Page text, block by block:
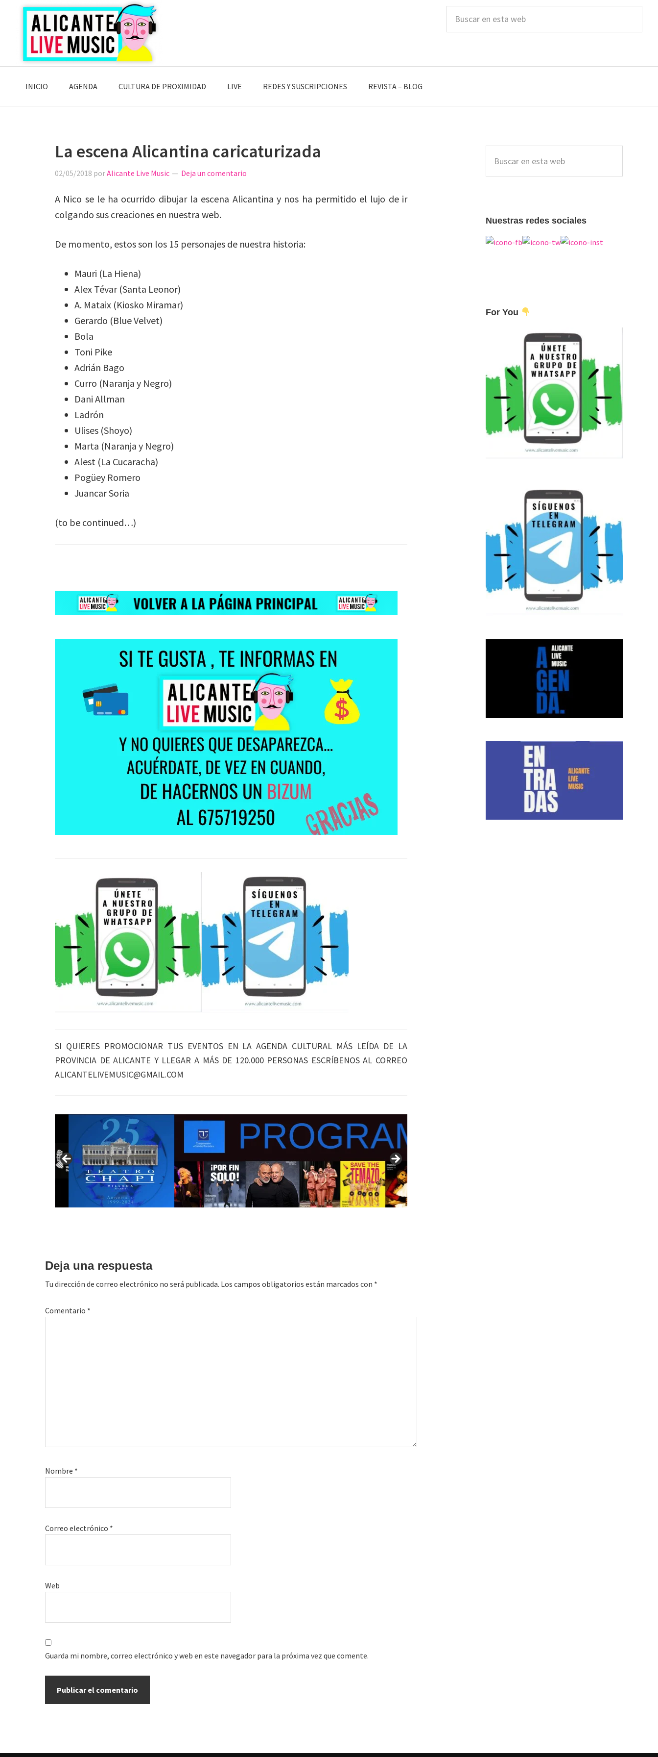
Saltar
navegación
principal
Saltar
contenido
principal
Saltar
lateral
principal
esta
INICIO AGENDA CULTURA DE PROXIMIDAD LIVE REDES Y SUSCRIPCIONES REVISTA – BLOG
La escena Alicantina caricaturizada
02/05/2018 porAlicante Live Music Deja un comentario
A Nico se le ha ocurrido dibujar la escena Alicantina y nos ha permitido el lujo de ir
colgando sus creaciones en nuestra web.
De momento, estos son los 15 personajes de nuestra historia:
Mauri (La Hiena)
Alex Tévar (Santa Leonor)
A. Mataix (Kiosko Miramar)
Gerardo (Blue Velvet)
Bola
Toni Pike
Adrián Bago
Curro (Naranja y Negro)
Dani Allman
Ladrón
Ulises (Shoyo)
Marta (Naranja y Negro)
Alest (La Cucaracha)
Pogüey Romero
Juancar Soria
(to be continued…)
SI QUIERES PROMOCIONAR TUS EVENTOS EN LA AGENDA CULTURAL MÁS LEÍDA DE LA
PROVINCIA DE ALICANTE Y LLEGAR A MÁS DE 120.000 PERSONAS ESCRÍBENOS AL CORREO
ALICANTELIVEMUSIC@GMAIL.COM
lectores
Deja una respuesta
Tu dirección de correo electrónico no será publicada. Los campos obligatorios están marcados con *
Comentario *
Nombre *
Correo electrónico *
Web
Guarda mi nombre, correo electrónico y web en este navegador para la próxima vez que comente.
lateral
principal
esta
Nuestras redes sociales
For You